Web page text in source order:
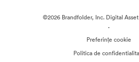
©2026 Brandfolder, Inc. Digital
·
Preferințe cookie
Politica de